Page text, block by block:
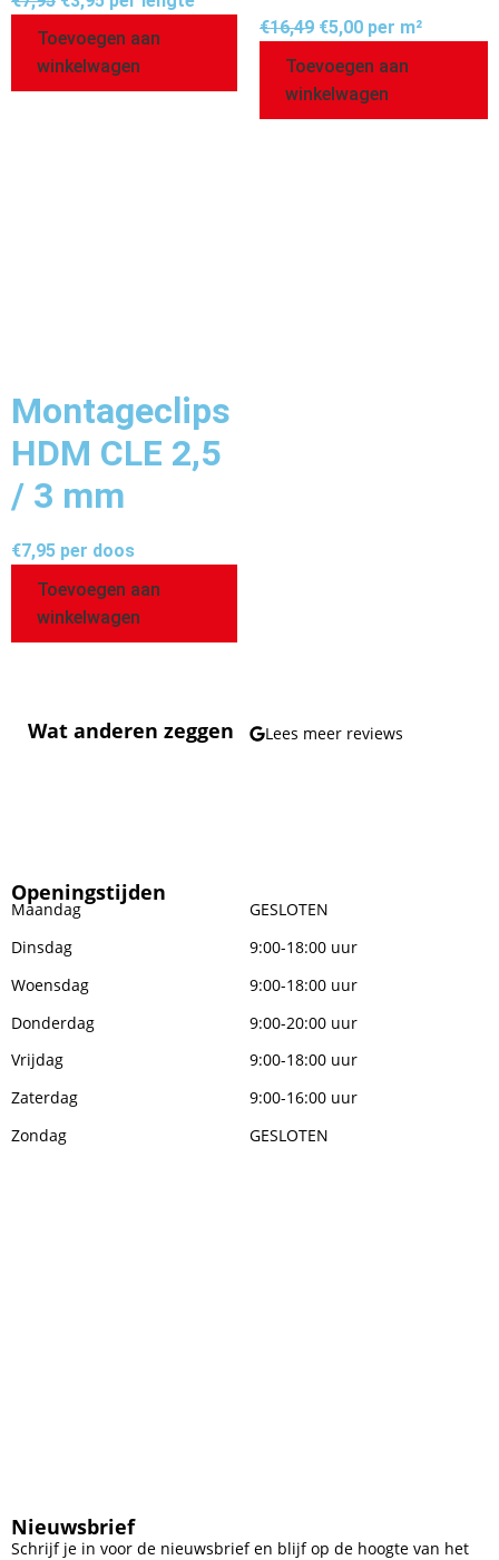
Toevoegen aan
winkelwagen
€16,49 €5,00 per m²
Toevoegen aan
winkelwagen
Montageclips
HDM CLE 2,5
/ 3 mm
€7,95 per doos
Toevoegen aan
winkelwagen
Wat anderen zeggen Lees meer reviews
Openingstijden
Maandag
GESLOTEN
Dinsdag
9:00-18:00 uur
Woensdag
9:00-18:00 uur
Donderdag
9:00-20:00 uur
Vrijdag
9:00-18:00 uur
Zaterdag
9:00-16:00 uur
Zondag
GESLOTEN
Nieuwsbrief
Schrijf je in voor de nieuwsbrief en blijf op de hoogte van het